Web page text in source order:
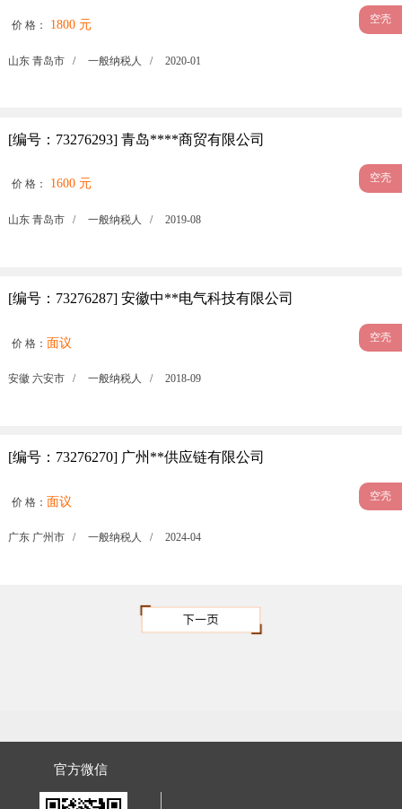
价 格： 1800 元 空壳
山东 青岛市 / 一般纳税人 / 2020-01
[编号：73276293] 青岛****商贸有限公司
价 格： 1600 元 空壳
山东 青岛市 / 一般纳税人 / 2019-08
[编号：73276287] 安徽中**电气科技有限公司
价 格： 面议 空壳
安徽 六安市 / 一般纳税人 / 2018-09
[编号：73276270] 广州**供应链有限公司
价 格： 面议 空壳
广东 广州市 / 一般纳税人 / 2024-04
官方微信